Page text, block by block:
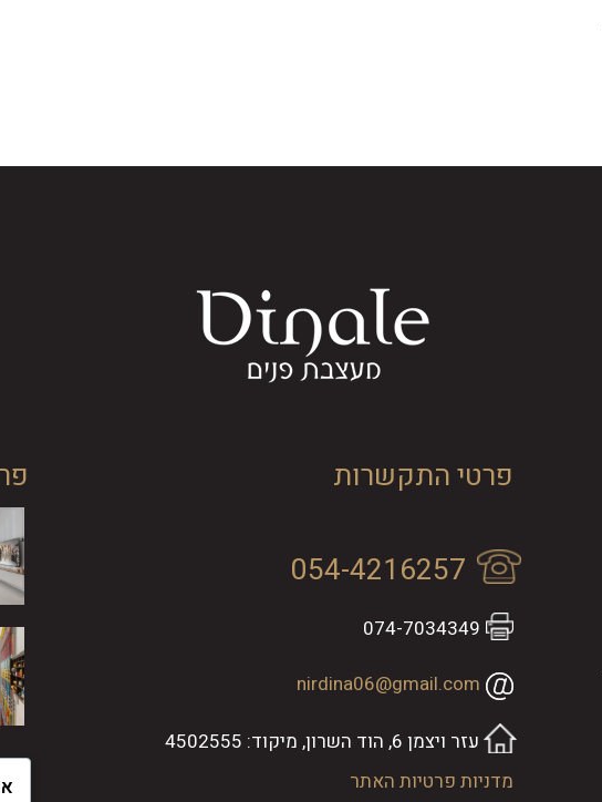
פרטי התקשרות
054-4216257
074-7034349
nirdina06@gmail.com
עזר ויצמן 6, הוד השרון, מיקוד: 4502555
מדניות פרטיות האתר